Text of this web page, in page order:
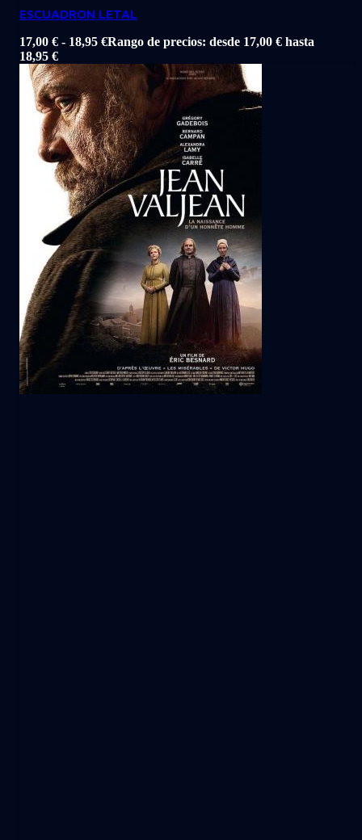
ESCUADRON LETAL
17,00 € - 18,95 €Rango de precios: desde 17,00 € hasta
18,95 €